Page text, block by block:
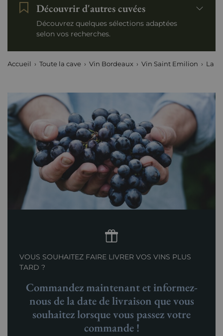
Découvrir d'autres cuvées
Découvrez quelques sélections adaptées
selon vos recherches.
Accueil Toute la cave Vin Bordeaux Vin Saint Emilion La
VOUS SOUHAITEZ FAIRE LIVRER VOS VINS PLUS
TARD ?
Commandez maintenant et informez-
nous de la date de livraison que vous
souhaitez lorsque vous passez votre
commande !